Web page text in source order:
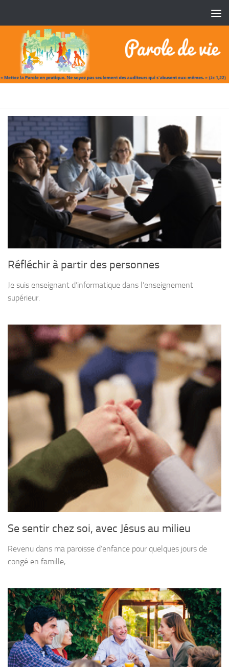
Réfléchir à partir des personnes
Je suis enseignant d’informatique dans l’enseignement
supérieur.
Se sentir chez soi, avec Jésus au milieu
Revenu dans ma paroisse d’enfance pour quelques jours de
congé en famille,